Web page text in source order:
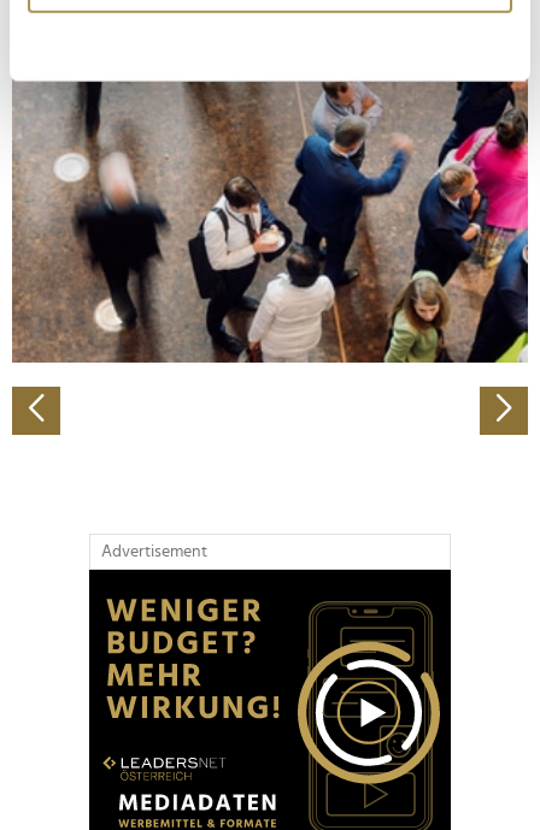
erfassen, welche bis auf einige Meter genau sein
bestimmten Merkmalen (Fingerprinting) identifizieren
Erfahren Sie mehr darüber, wie Ihre persönlichen Daten
verarbeitet werden, und legen Sie Ihre Präferenzen im
Abschnitt Einzelheitenfest.
Wir verwenden Cookies, um Inhalte und Anzeigen zu
personalisieren, Funktionen für soziale Medien anbieten
zu können und die Zugriffe auf unsere Website zu
analysieren. Außerdem geben wir Informationen zu Ihrer
Verwendung unserer Website an unsere Partner für
soziale Medien, Werbung und Analysen weiter. Unsere
Partner führen diese Informationen möglicherweise mit
Advertisement